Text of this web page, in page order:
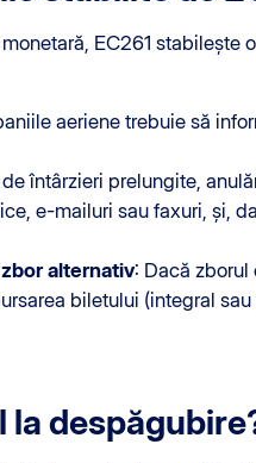
EC261
aeriene trebuie să
de întârzieri prelungite,
e-mailuri sau faxuri, și,
alternativ: Dacă zborul
biletului (integral
la